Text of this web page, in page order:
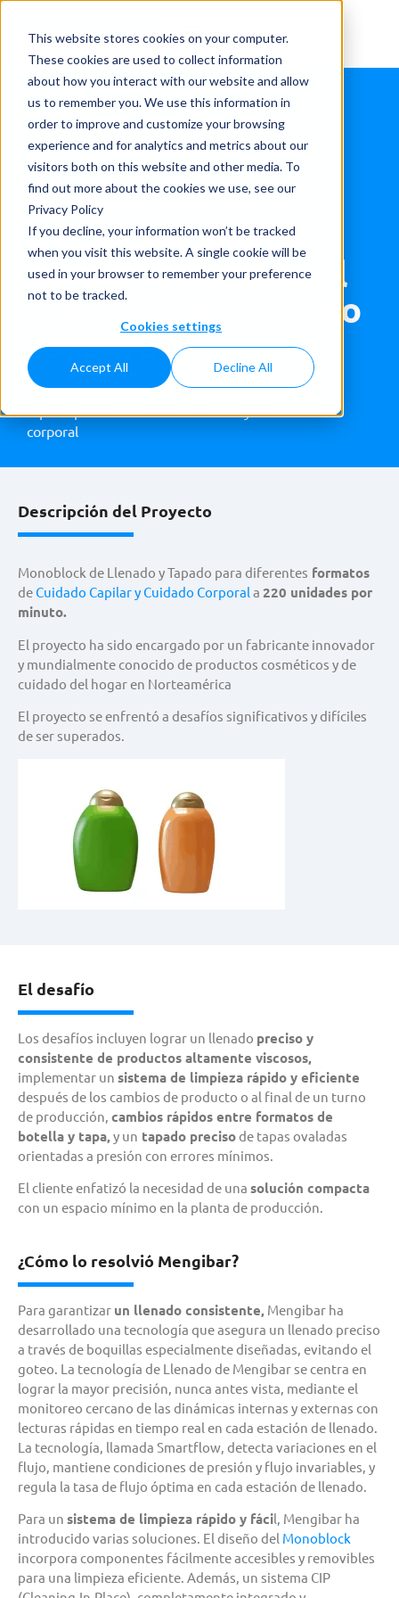
This website stores cookies on your computer.
These cookies are used to collect information
about how you interact with our website and allow
us to remember you. We use this information in
order to improve and customize your browsing
experience and for analytics and metrics about our
visitors both on this website and other media. To
find out more about the cookies we use, see our
Privacy Policy
If you decline, your information won’t be tracked
when you visit this website. A single cookie will be
used in your browser to remember your preference
not to be tracked.
Cookies settings
Accept All Decline All
Monobloque de
llenado y tapado
para el cuidado del
cabello y el cuidado
corporal
Home »Case studies »Aplicaciones»Cuidado del
cabello y del cuerpo»
Monobloque de llenado y
tapado para el cuidado del cabello y el cuidado
corporal
Descripción del Proyecto
Monoblock de Llenado y Tapado para diferentes formatos
deCuidado Capilar y Cuidado Corporal a 220 unidades por
minuto.
El proyecto ha sido encargado por un fabricante innovador
y mundialmente conocido de productos cosméticos y de
cuidado del hogar en Norteamérica
El proyecto se enfrentó a desafíos significativos y difíciles
de ser superados.
El desafío
Los desafíos incluyen lograr un llenado preciso y
consistente de productos altamente viscosos,
implementar un sistema de limpieza rápido y eficiente
después de los cambios de producto o al final de un turno
de producción, cambios rápidos entre formatos de
botella y tapa,y un tapado precisode tapas ovaladas
orientadas a presión con errores mínimos.
El cliente enfatizó la necesidad de una solución compacta
con un espacio mínimo en la planta de producción.
¿Cómo lo resolvió Mengibar?
Para garantizar un llenado consistente, Mengibar ha
desarrollado una tecnología que asegura un llenado preciso
a través de boquillas especialmente diseñadas, evitando el
goteo. La tecnología de Llenado de Mengibar se centra en
lograr la mayor precisión, nunca antes vista, mediante el
monitoreo cercano de las dinámicas internas y externas con
lecturas rápidas en tiempo real en cada estación de llenado.
La tecnología, llamada Smartflow, detecta variaciones en el
flujo, mantiene condiciones de presión y flujo invariables, y
regula la tasa de flujo óptima en cada estación de llenado.
Para un sistema de limpieza rápido y fácil, Mengibar ha
introducido varias soluciones. El diseño del Monoblock
incorpora componentes fácilmente accesibles y removibles
para una limpieza eficiente. Además, un sistema CIP